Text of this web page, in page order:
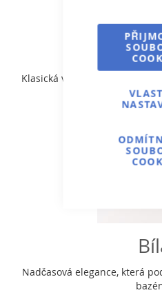
Světle
Klasická volba, která
a přináší
Nadčasová elegance, která